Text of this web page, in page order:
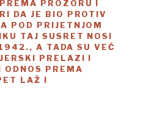
PROZORU I
DA JE BIO PROTIV
POD PRIJETNJOM
TAJ SUSRET NOSI
A TADA SU VEĆ
PRELAZI I
ODNOS PREMA
LAŽ I